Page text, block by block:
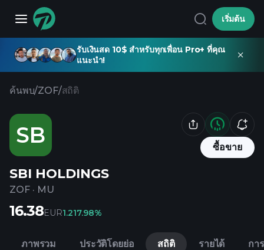
เริ่มต้น
รับเงินสด 10$ สำหรับทุกเพื่อน Pro+ ที่คุณ
แนะนำ!
ค้นพบ/ZOF/สถิติ
SB ซื้อขาย
SBI HOLDINGS
ZOF · MU
16.38EUR1.217.98%
ภาพรวม ประวัติโดยย่อ สถิติ รายได้ กา